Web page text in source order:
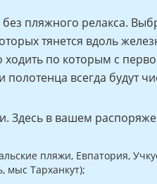
пляжного релакса.
тянется вдоль
по которым с
всегда будут
Здесь в вашем
пляжи, Евпатория,
мыс Тарханкут);